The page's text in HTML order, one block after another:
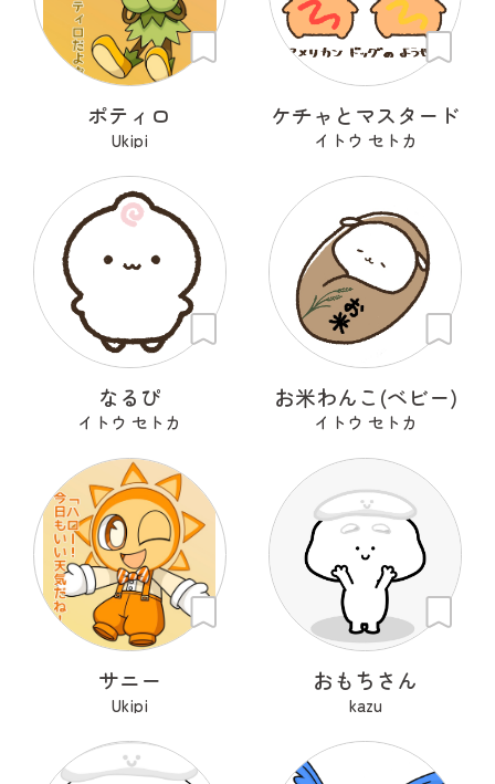
ポティロ
Ukipi
ケチャとマスタード
イトウ セトカ
なるぴ
イトウ セトカ
お米わんこ(ベビー)
イトウ セトカ
サニー
Ukipi
おもちさん
kazu